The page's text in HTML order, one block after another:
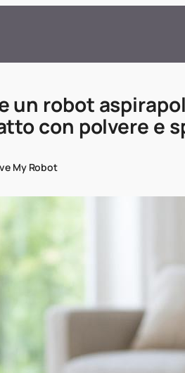
un robot
con polvere e
My Robot